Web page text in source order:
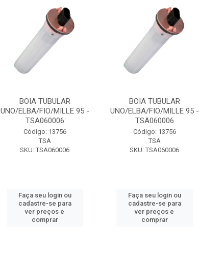
BOIA TUBULAR
UNO/ELBA/FIO/MILLE 95 -
TSA060006
Código: 13756
TSA
SKU: TSA060006
Faça seu login ou
cadastre-se para
ver preços e
comprar
BOIA TUBULAR
UNO/ELBA/FIO/MILLE 95 -
TSA060006
Código: 13756
TSA
SKU: TSA060006
Faça seu login ou
cadastre-se para
ver preços e
comprar